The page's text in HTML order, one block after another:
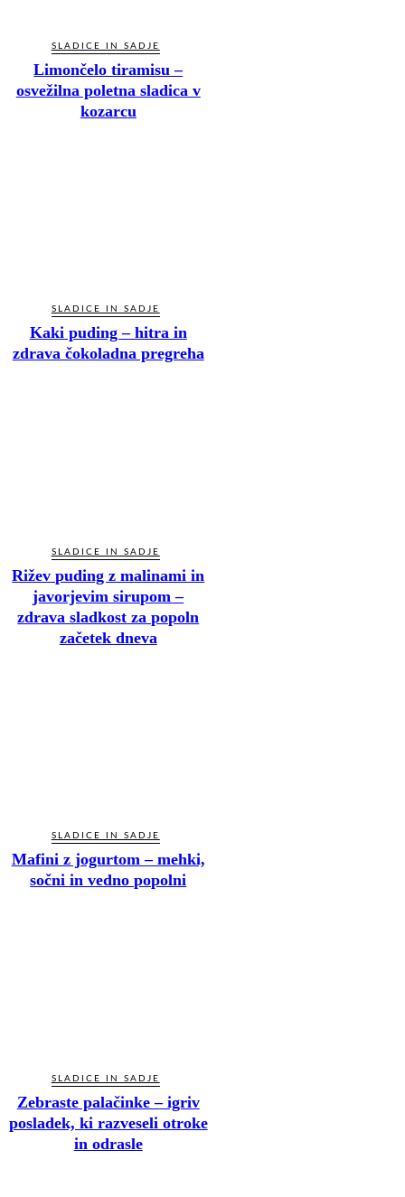
SLADICE IN SADJE
Limončelo tiramisu –
osvežilna poletna sladica v
kozarcu
SLADICE IN SADJE
Kaki puding – hitra in
zdrava čokoladna pregreha
SLADICE IN SADJE
Rižev puding z malinami in
javorjevim sirupom –
zdrava sladkost za popoln
začetek dneva
SLADICE IN SADJE
Mafini z jogurtom – mehki,
sočni in vedno popolni
SLADICE IN SADJE
Zebraste palačinke – igriv
posladek, ki razveseli otroke
in odrasle